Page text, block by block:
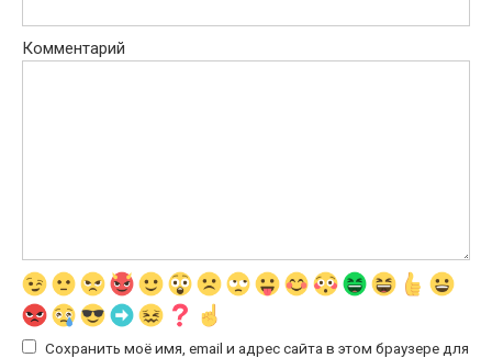
Комментарий
Сохранить моё имя, email и адрес сайта в этом браузере для